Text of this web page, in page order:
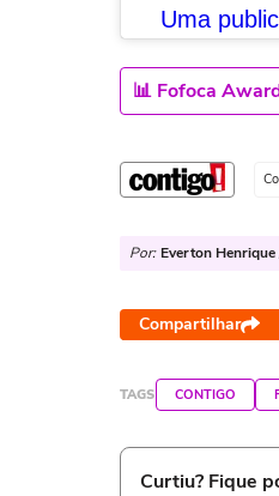
Uma
📊 Fofoca
Por: Everton
Compartilhar
TAGS CONTIGO
Curtiu? Fique